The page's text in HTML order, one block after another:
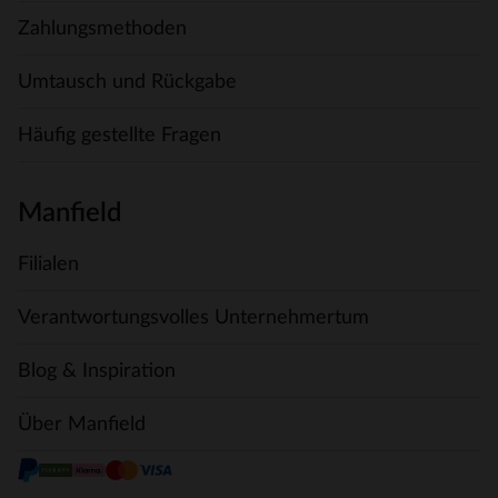
Zahlungsmethoden
Umtausch und Rückgabe
Häufig gestellte Fragen
Manfield
Filialen
Verantwortungsvolles Unternehmertum
Blog & Inspiration
Über Manfield